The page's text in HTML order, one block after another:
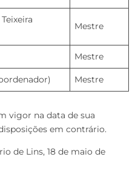
Mestre
Mestre
Mestre
vigor na data de sua
em contrário.
de Lins, 18 de maio de